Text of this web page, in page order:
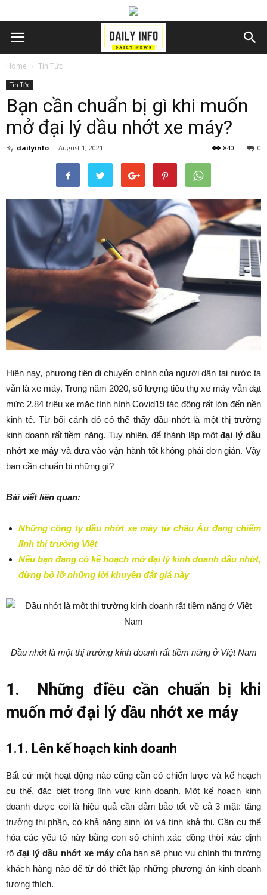
Home Tin Tức
Tin Tức
Bạn cần chuẩn bị gì khi muốn
mở đại lý dầu nhớt xe máy?
By dailyinfo - August 1, 2021 0
840
Hiện nay, phương tiện di chuyển chính của người dân tại nước ta
vẫn là xe máy. Trong năm 2020, số lượng tiêu thụ xe máy vẫn đạt
mức 2.84 triệu xe mặc tình hình Covid19 tác động rất lớn đến nền
kinh tế. Từ bối cảnh đó có thể thấy dầu nhớt là một thị trường
kinh doanh rất tiềm năng. Tuy nhiên, để thành lập mộtđại lý dầu
nhớt xe máy và đưa vào vận hành tốt không phải đơn giản. Vậy
bạn cần chuẩn bị những gì?
Bài viết liên quan:
Những công ty dầu nhớt xe máy từ châu Âu đang chiếm
lĩnh thị trường Việt
Nếu bạn đang có kế hoạch mở đại lý kinh doanh dầu nhớt,
đừng bỏ lỡ những lời khuyên đắt giá này
Dầu nhớt là một thị trường kinh doanh rất tiềm năng ở Việt Nam
1. Những điều cần chuẩn bị khi
muốn mở đại lý dầu nhớt xe máy
1.1. Lên kế hoạch kinh doanh
Bất cứ một hoạt động nào cũng cần có chiến lược và kế hoạch
cụ thể, đặc biệt trong lĩnh vực kinh doanh. Một kế hoạch kinh
doanh được coi là hiệu quả cần đảm bảo tốt về cả 3 mặt: tăng
trưởng thị phần, có khả năng sinh lời và tính khả thi. Cần cụ thể
hóa các yếu tố này bằng con số chính xác đồng thời xác định
rõ đại lý dầu nhớt xe máycủa bạn sẽ phục vụ chính thị trường
khách hàng nào để từ đó thiết lập những phương án kinh doanh
tương thích.